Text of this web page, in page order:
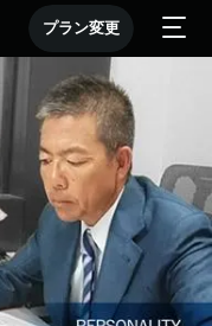
プラン変更